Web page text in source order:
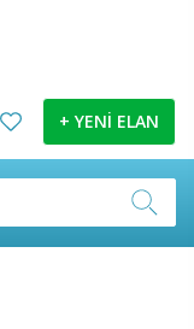
+ YENİ ELAN